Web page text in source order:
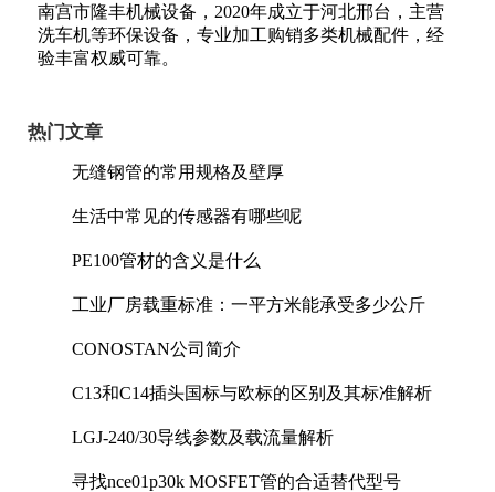
南宫市隆丰机械设备，2020年成立于河北邢台，主营
洗车机等环保设备，专业加工购销多类机械配件，经
验丰富权威可靠。
热门文章
无缝钢管的常用规格及壁厚
生活中常见的传感器有哪些呢
PE100管材的含义是什么
工业厂房载重标准：一平方米能承受多少公斤
CONOSTAN公司简介
C13和C14插头国标与欧标的区别及其标准解析
LGJ-240/30导线参数及载流量解析
寻找nce01p30k MOSFET管的合适替代型号